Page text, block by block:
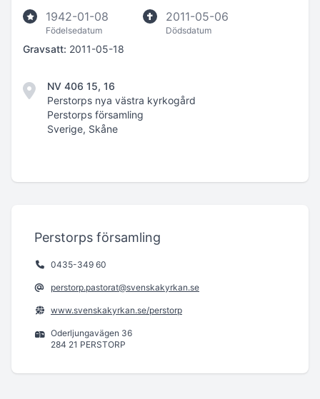
1942-01-08
Födelsedatum
2011-05-06
Dödsdatum
Gravsatt: 2011-05-18
NV 406 15, 16
Perstorps nya västra kyrkogård
Perstorps församling
Sverige, Skåne
Perstorps församling
0435-349 60
perstorp.pastorat@svenskakyrkan.se
www.svenskakyrkan.se/perstorp
Oderljungavägen 36
284 21 PERSTORP